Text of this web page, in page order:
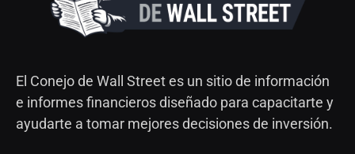
El Conejo de Wall Street es un sitio de información
e informes financieros diseñado para capacitarte y
ayudarte a tomar mejores decisiones de inversión.